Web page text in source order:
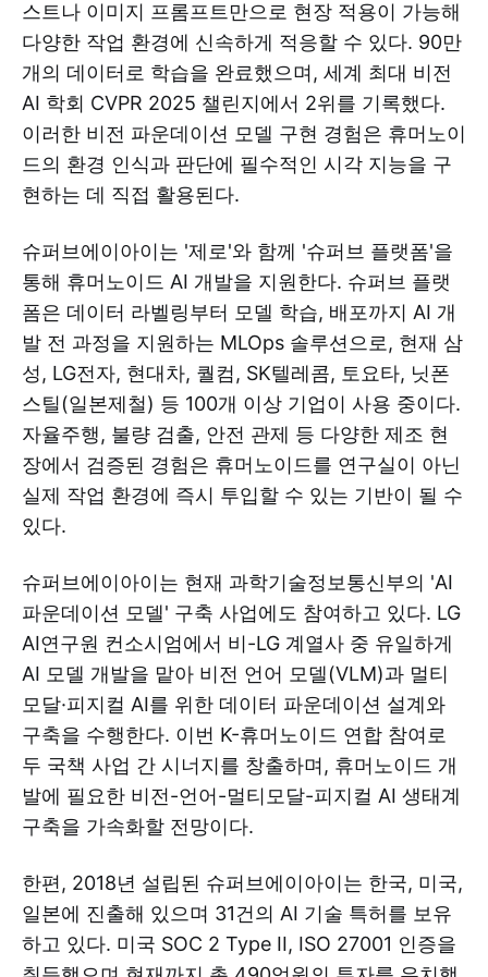
스트나 이미지 프롬프트만으로 현장 적용이 가능해
다양한 작업 환경에 신속하게 적응할 수 있다. 90만
개의 데이터로 학습을 완료했으며, 세계 최대 비전
AI 학회 CVPR 2025 챌린지에서 2위를 기록했다.
이러한 비전 파운데이션 모델 구현 경험은 휴머노이
드의 환경 인식과 판단에 필수적인 시각 지능을 구
현하는 데 직접 활용된다.
슈퍼브에이아이는 '제로'와 함께 '슈퍼브 플랫폼'을
통해 휴머노이드 AI 개발을 지원한다. 슈퍼브 플랫
폼은 데이터 라벨링부터 모델 학습, 배포까지 AI 개
발 전 과정을 지원하는 MLOps 솔루션으로, 현재 삼
성, LG전자, 현대차, 퀄컴, SK텔레콤, 토요타, 닛폰
스틸(일본제철) 등 100개 이상 기업이 사용 중이다.
자율주행, 불량 검출, 안전 관제 등 다양한 제조 현
장에서 검증된 경험은 휴머노이드를 연구실이 아닌
실제 작업 환경에 즉시 투입할 수 있는 기반이 될 수
있다.
슈퍼브에이아이는 현재 과학기술정보통신부의 'AI
파운데이션 모델' 구축 사업에도 참여하고 있다. LG
AI연구원 컨소시엄에서 비-LG 계열사 중 유일하게
AI 모델 개발을 맡아 비전 언어 모델(VLM)과 멀티
모달·피지컬 AI를 위한 데이터 파운데이션 설계와
구축을 수행한다. 이번 K-휴머노이드 연합 참여로
두 국책 사업 간 시너지를 창출하며, 휴머노이드 개
발에 필요한 비전-언어-멀티모달-피지컬 AI 생태계
구축을 가속화할 전망이다.
한편, 2018년 설립된 슈퍼브에이아이는 한국, 미국,
일본에 진출해 있으며 31건의 AI 기술 특허를 보유
하고 있다. 미국 SOC 2 Type II, ISO 27001 인증을